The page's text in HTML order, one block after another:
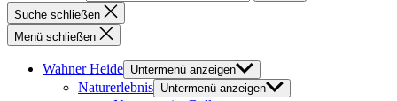
Suche schließen
Menü schließen
Wahner Heide Untermenü anzeigen
Naturerlebnis Untermenü anzeigen